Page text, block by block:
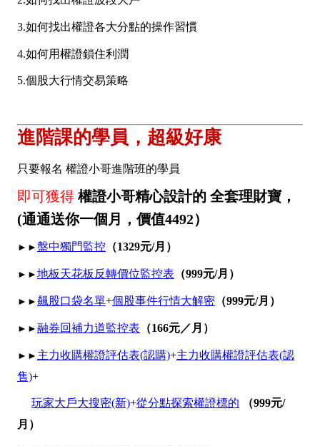
3.如何找出權證各大分點的操作習慣
4.如何用權證鎖住利潤
5.個股大行情交易策略
進階課的學員，超級好康
只要報名 權證小哥進階班的學員
即可獲得 權證小哥精心設計的 全套理財寶 ，
(通通送你一個月，價值4492）
►►盤中獨門監控 （1329元/月）
►►地板天花板反轉價位監控表 （999元/月）
►►飆股口袋名單+個股事件行情大解密 （999元/月）
►►融券回補力道監控表 （166元／月）
►► 主力收購權證評估表(認購)+主力收購權證評估表(認
售)+
玩家大戶大搜密(新)+從分點探索權證標的
（999元/
月）